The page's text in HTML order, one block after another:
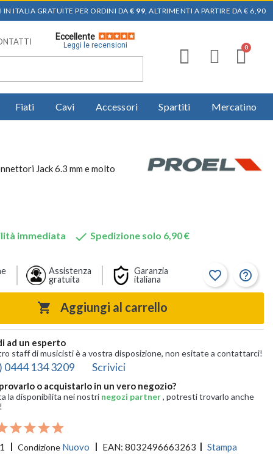
IN ITALIA GRATUITE PER ORDINI DA € 99, ALTRIMENTI A PARTIRE DA € 6,90
Eccellente
Leggi le recensioni
Fiati Cavi Accessori Spartiti Mercatino
Jack 6.3 mm e molto
immediata  Spedizione solo 6,90 €
Assistenza
gratuita
Garanzia
italiana
favorite_border help_outline
 Aggiungi al carrello
ad un esperto
staff di musicisti è a vostra disposizione, non esitate a contattarci!
0444 134 3209 Scrivici
o acquistarlo in un vero negozio?
la disponibilita nei nostri negozi partner, potresti trovarlo anche
Condizione Nuovo EAN: 8032496663263 Stampa